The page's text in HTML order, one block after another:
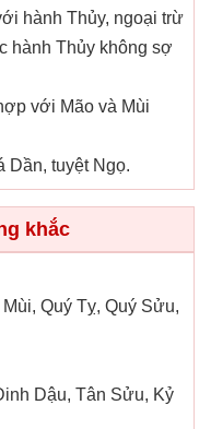
hành Thủy, ngoại trừ
hành Thủy không sợ
với Mão và Mùi
Dần, tuyệt Ngọ.
khắc
Quý Tỵ, Quý Sửu,
Dậu, Tân Sửu, Kỷ